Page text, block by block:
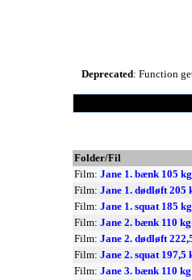
Deprecated: Function
Folder/Fil
Film: Jane 1. bænk 105
Film: Jane 1. dødløft 205
Film: Jane 1. squat 185
Film: Jane 2. bænk 110
Film: Jane 2. dødløft
Film: Jane 2. squat 197,5
Film: Jane 3. bænk 110